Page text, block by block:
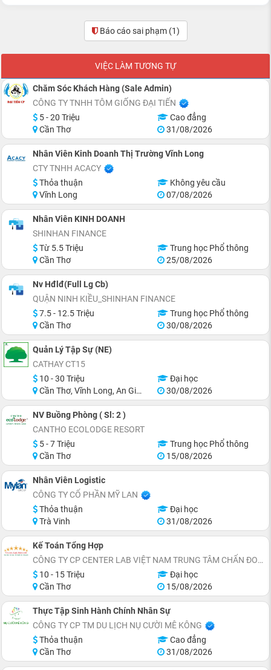
Báo cáo sai phạm (1)
VIỆC LÀM TƯƠNG TỰ
Chăm Sóc Khách Hàng (Sale Admin)
CÔNG TY TNHH TÔM GIỐNG ĐẠI TIẾN
5 - 20 Triệu
Cao đẳng
Cần Thơ
31/08/2026
Nhân Viên Kinh Doanh Thị Trường Vĩnh Long
CTY TNHH ACACY
Thỏa thuận
Không yêu cầu
Vĩnh Long
07/08/2026
Nhân Viên KINH DOANH
SHINHAN FINANCE
Từ 5.5 Triệu
Trung học Phổ thông
Cần Thơ
25/08/2026
Nv Hđlđ(Full Lg Cb)
QUẬN NINH KIỀU_SHINHAN FINANCE
7.5 - 12.5 Triệu
Trung học Phổ thông
Cần Thơ
30/08/2026
Quản Lý Tập Sự (NE)
CATHAY CT15
10 - 30 Triệu
Đại học
Cần Thơ, Vĩnh Long, An Giang, Hậu Giang, Hồ Chí Minh
30/08/2026
NV Buồng Phòng ( Sl: 2 )
CANTHO ECOLODGE RESORT
5 - 7 Triệu
Trung học Phổ thông
Cần Thơ
15/08/2026
Nhân Viên Logistic
CÔNG TY CỔ PHẦN MỸ LAN
Thỏa thuận
Đại học
Trà Vinh
31/08/2026
Kế Toán Tổng Hợp
CÔNG TY CP CENTER LAB VIỆT NAM TRUNG TÂM CHẨN ĐOÁN Y KHOA
10 - 15 Triệu
Đại học
Cần Thơ
15/08/2026
Thực Tập Sinh Hành Chính Nhân Sự
CÔNG TY CP TM DU LỊCH NỤ CƯỜI MÊ KÔNG
Thỏa thuận
Cao đẳng
Cần Thơ
31/08/2026